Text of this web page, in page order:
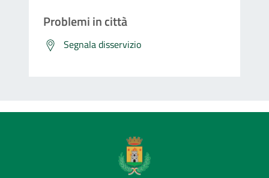
Problemi in città
Segnala disservizio